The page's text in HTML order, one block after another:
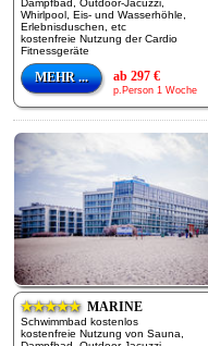
Dampfbad, Outdoor-Jacuzzi,
Whirlpool, Eis- und Wasserhöhle,
Erlebnisduschen, etc
kostenfreie Nutzung der Cardio
Fitnessgeräte
MEHR ... ab 297 €
p.Person 1 Woche
★★★★★MARINE
Schwimmbad kostenlos
kostenfreie Nutzung von Sauna,